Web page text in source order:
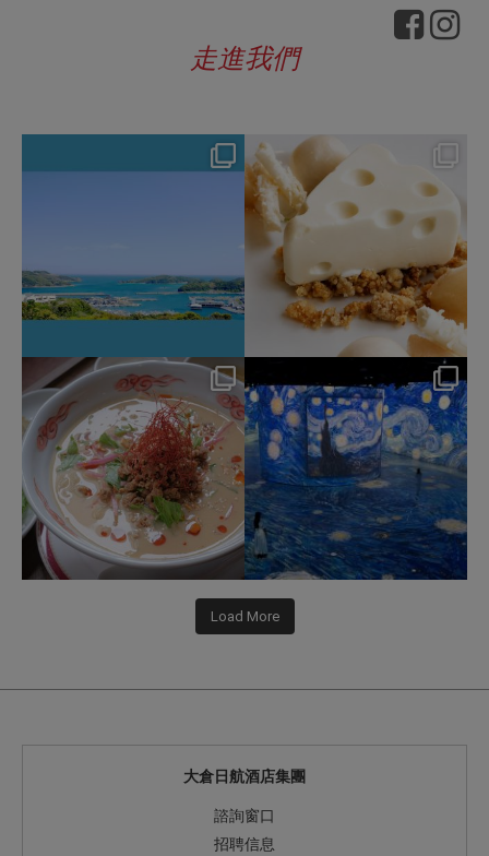
走進我們
Aug 4
hotel_jalcity
Jul 29
hotel_jalcity
Jul 22
207 1
hotel_jalcity
Jul 9
260 0
Load More
大倉日航酒店集團
諮詢窗口
招聘信息